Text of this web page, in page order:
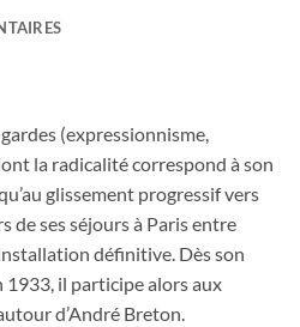
(expressionnisme,
la radicalité correspond à son
glissement progressif vers
de ses séjours à Paris entre
définitive. Dès son
1933, il participe alors aux
d’André Breton.